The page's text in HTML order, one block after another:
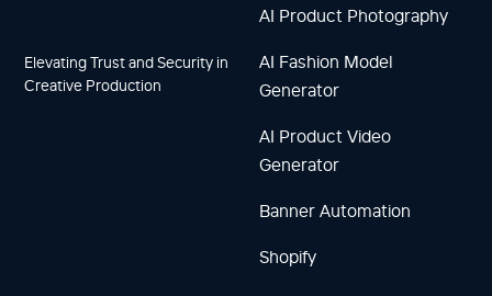
AI Product Photography
AI Fashion Model
Generator
AI Product Video
Generator
Banner Automation
Shopify
Elevating Trust and Security in
Creative Production